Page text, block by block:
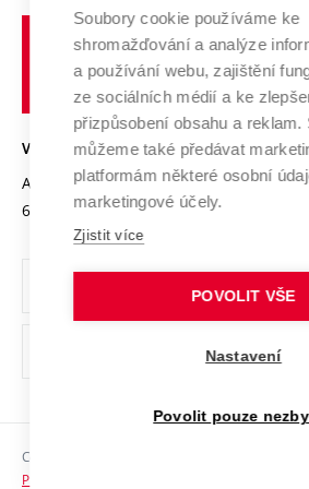
Výzkumné infrastruktury
Transfer znalostí
Open Science
Projekty
Projekty ze strukturálních fondů
Specifický výzkum
Spolupráce se školami
Služby univerzity
Mezinárodní dohody
Univerzitní sítě
Profil univerzity
Udržitelná univerzita
Podnikavá univerzita / ContriBUTe
Bezpečná univerzita
Vyznamenání
Organizační struktura
Ochrana osobních údajů
odkaz)
Sociální bezpečí
VYSOKÉ UČENÍ TECHNICKÉ V BRNĚ
Antonínská 548/1
602 00 Brno
www.vut.cz
vut@vutbr.cz
Copyright © 2026 VUT
Prohlášení o přístupnosti
Soubory cookie používáme ke
shromažďování a analýze
a používání webu, zajištění
ze sociálních médií a ke
přizpůsobení obsahu a reklam.
můžeme také předávat
platformám některé osobní
marketingové účely.
Zjistit více
POVOLIT VŠE
Nastavení
Povolit pouze